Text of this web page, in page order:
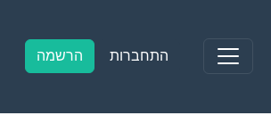
התחברות הרשמה